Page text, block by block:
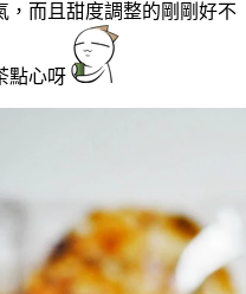
，而且甜度調整的剛剛好不
點心呀